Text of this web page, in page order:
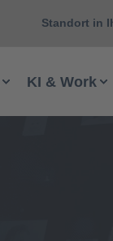
Standort in
KI & Work